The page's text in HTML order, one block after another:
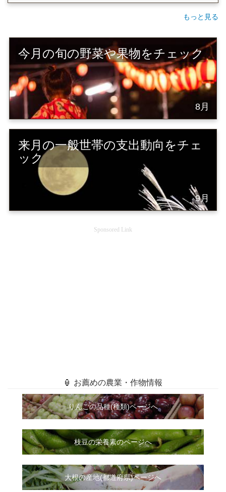
もっと見る
今月の旬の野菜や果物をチェック
8月
来月の一般世帯の支出動向をチェ
ック
9月
Sponsored Link
🏮 お薦めの農業・作物情報
りんごの品種(種類)ページへ
枝豆の栄養素のページへ
大根の産地(都道府県)ページへ